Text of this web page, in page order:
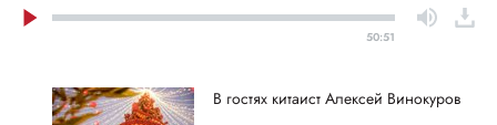
50:51
В гостях китаист Алексей Винокуров